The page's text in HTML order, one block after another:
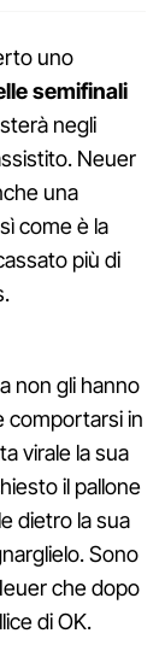
uno
semifinali
negli
Neuer
una
come è la
più di
non gli hanno
comportarsi in
virale la sua
il pallone
dietro la sua
Sono
che dopo
di OK.